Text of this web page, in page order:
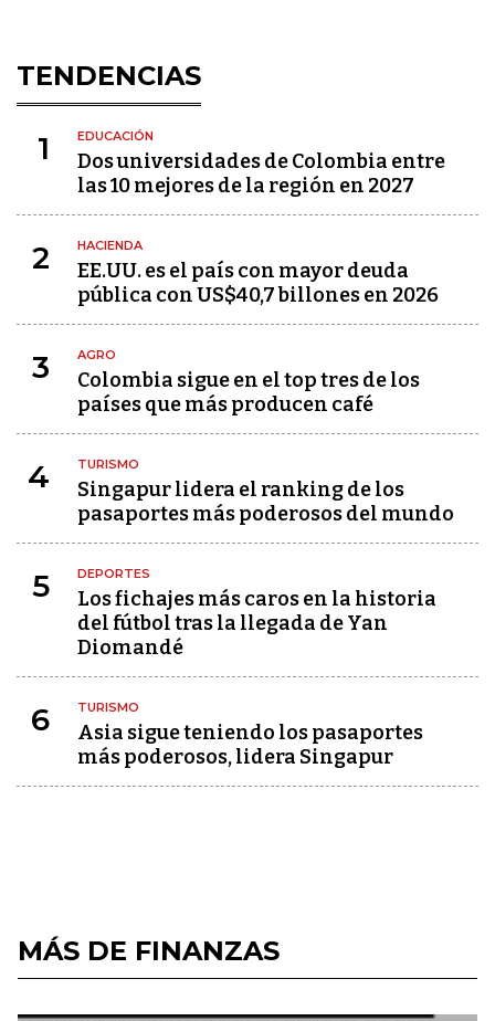
TENDENCIAS
1 EDUCACIÓN
Dos universidades de Colombia entre
las 10 mejores de la región en 2027
2 HACIENDA
EE.UU. es el país con mayor deuda
pública con US$40,7 billones en 2026
3 AGRO
Colombia sigue en el top tres de los
países que más producen café
4 TURISMO
Singapur lidera el ranking de los
pasaportes más poderosos del mundo
5 DEPORTES
Los fichajes más caros en la historia
del fútbol tras la llegada de Yan
Diomandé
6 TURISMO
Asia sigue teniendo los pasaportes
más poderosos, lidera Singapur
MÁS DE FINANZAS